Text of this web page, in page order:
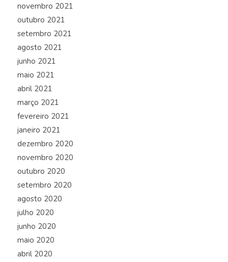
novembro 2021
outubro 2021
setembro 2021
agosto 2021
junho 2021
maio 2021
abril 2021
março 2021
fevereiro 2021
janeiro 2021
dezembro 2020
novembro 2020
outubro 2020
setembro 2020
agosto 2020
julho 2020
junho 2020
maio 2020
abril 2020